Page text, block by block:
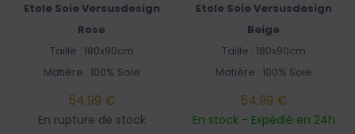
Etole Soie Versusdesign
Rose
Taille : 180x90cm
Matière : 100% Soie
54,99 €
En rupture de stock
Etole Soie Versusdesign
Beige
Taille : 180x90cm
Matière : 100% Soie
54,99 €
En stock - Expédié en 24h